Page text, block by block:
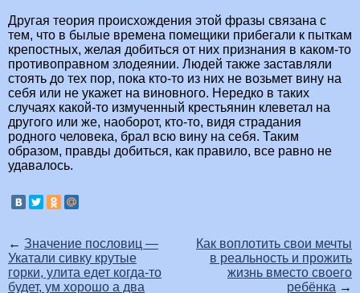
Другая теория происхождения этой фразы связана с
тем, что в былые времена помещики прибегали к пыткам
крепостных, желая добиться от них признания в каком-то
противоправном злодеянии. Людей также заставляли
стоять до тех пор, пока кто-то из них не возьмет вину на
себя или не укажет на виновного. Нередко в таких
случаях какой-то измученный крестьянин клеветал на
другого или же, наоборот, кто-то, видя страдания
родного человека, брал всю вину на себя. Таким
образом, правды добиться, как правило, все равно не
удавалось.
← Значение пословиц —
Укатали сивку крутые
горки, улита едет когда-то
будет, ум хорошо а два
Как воплотить свои мечты
в реальность и прожить
жизнь вместо своего
ребёнка →